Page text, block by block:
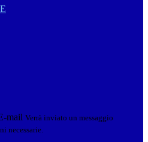
mail Verrà inviato un messaggio
necessarie.